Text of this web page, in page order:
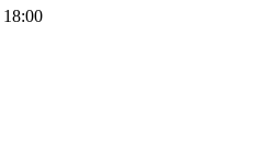
18:00